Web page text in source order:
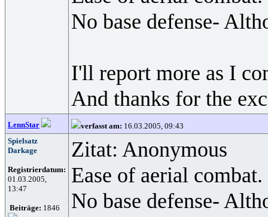
No base defense-
I'll report more as I
And thanks for the
LennStar verfasst am: 16.03.2005, 09:43
Spielsatz
Darkage
Registrierdatum:
01.03.2005,
13:47
Beiträge: 1846
Zitat: Anonymous
Ease of aerial
No base defense-